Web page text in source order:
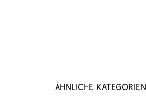
Ähnliche Kategorien